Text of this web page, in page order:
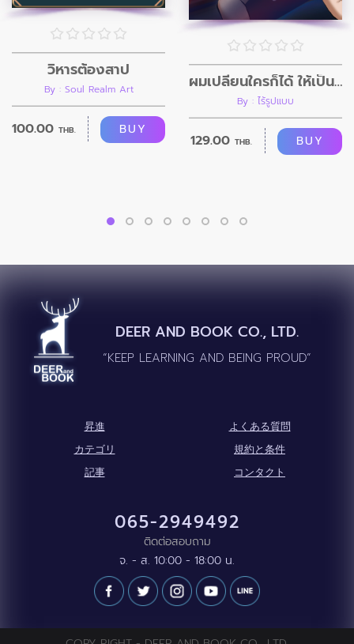
วิหารต้องสาป
By : Soul Realm Art
100.00 THB. BUY
ผมเปลี่ยนใครก็ได้ ให้เป็นอย่างที่ผมต้องการ
By : ไร้รูปแบบ
129.00 THB. BUY
DEER AND BOOK CO., LTD.
“KEEP LEARNING AND BEING PROUD”
昇進
よくある質問
カテゴリ
規約と条件
記事
コンタクト
065-2949492
ติดต่อสอบถาม
จ. - ส. 10:00 - 18:00 น.